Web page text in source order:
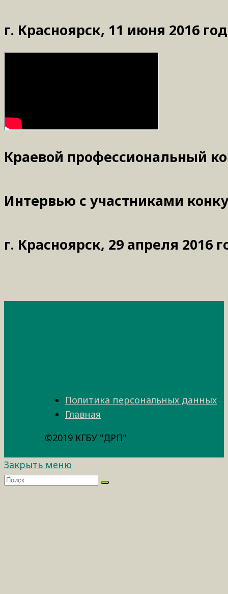
г. Красноярск, 11 июня 2016
Краевой профессиональный
Интервью с участниками
г. Красноярск, 29 апреля 2016
Политика персональных данных
Главная
©2019 КГБУ "ДРП"
Закрыть меню